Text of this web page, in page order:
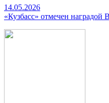
14.05.2026
«Кузбасс» отмечен